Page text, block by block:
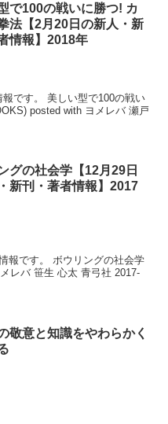
で100の戦いに勝つ! カ
法【2月20日の新人・新
情報】2018年
です。 美しい型で100の戦い
posted with ヨメレバ 瀬戸
グの社会学【12月29日
新刊・著者情報】2017
報です。 ボウリングの社会学
レバ 笹生 心太 青弓社 2017-
敬意と知識をやわらかく